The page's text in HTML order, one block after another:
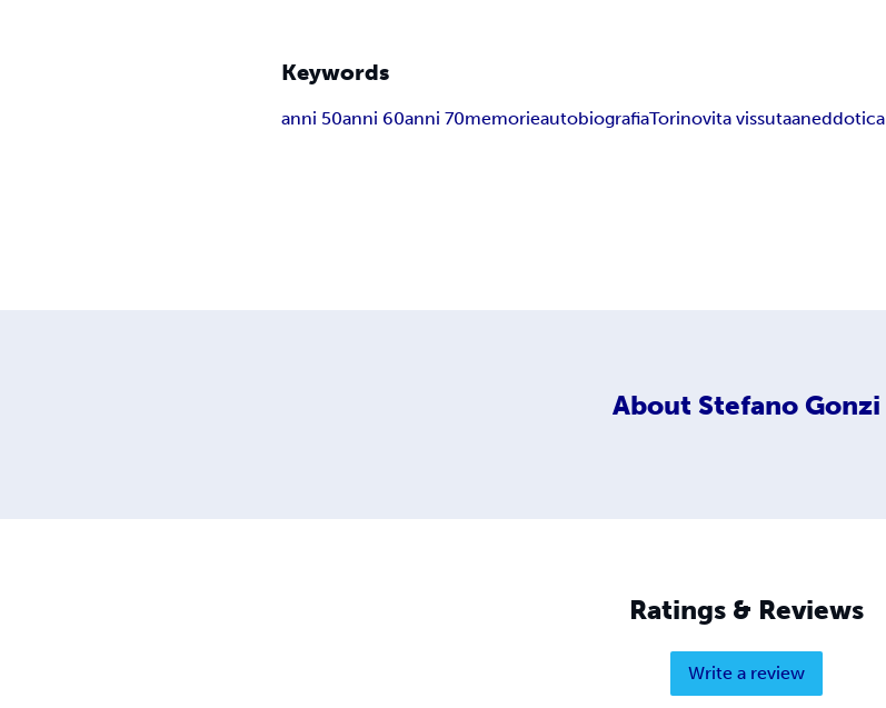
Keywords
anni 50anni 60anni 70memorieautobiografiaTorinovita vissutaaneddotica
About Stefano Gonzi
Ratings & Reviews
Write a review